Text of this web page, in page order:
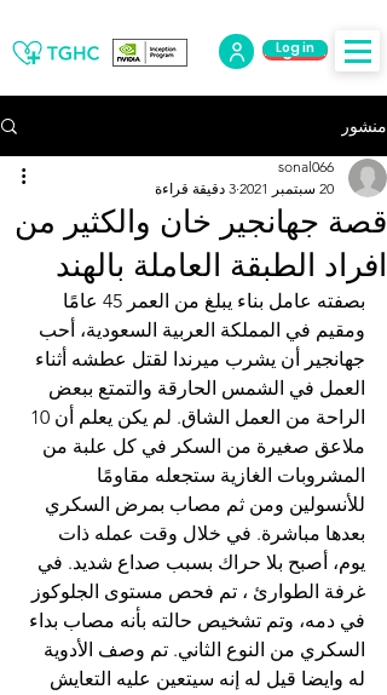
Log Out
Log in
منشور
قصة جهانجير خان والكثير من
افراد الطبقة العاملة بالهند
sonal066
20 سبتمبر 2021
3 دقيقة قراءة
بصفته عامل بناء يبلغ من العمر 45 عامًا
ومقيم في المملكة العربية السعودية، أحب
جهانجير أن يشرب ميرندا لقتل عطشه أثناء
العمل في الشمس الحارقة والتمتع ببعض
ملاعق صغيرة من السكر في كل علبة من
المشروبات الغازية ستجعله مقاومًا
للأنسولين ومن ثم مصاب بمرض السكري
بعدها مباشرة. في خلال وقت عمله ذات
يوم، أصبح بلا حراك بسبب صداع شديد. في
غرفة الطوارئ ، تم فحص مستوى الجلوكوز
في دمه، وتم تشخيص حالته بأنه مصاب بداء
السكري من النوع الثاني. تم وصف الأدوية
له وايضا قيل له إنه سيتعين عليه التعايش